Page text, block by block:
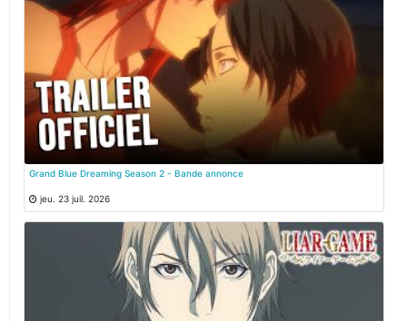
Grand Blue Dreaming Season 2 - Bande annonce
jeu. 23 juil. 2026